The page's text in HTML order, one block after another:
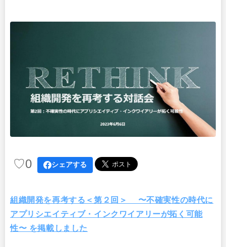
採用について
プラクティショナー養成
リサーチ
Stories
出版
その他
♡0 シェアする
組織開発を再考する＜第２回＞ 〜不確実性の時代に
アプリシエイティブ・インクワイアリーが拓く可能
性〜 を掲載しました